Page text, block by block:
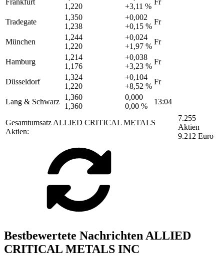
1,220
+3,11 %
Tradegate
1,350
1,238
+0,002
+0,15 %
Fr
München
1,244
1,220
+0,024
+1,97 %
Fr
Hamburg
1,214
1,176
+0,038
+3,23 %
Fr
Düsseldorf
1,324
1,220
+0,104
+8,52 %
Fr
Lang & Schwarz
1,360
1,360
0,000
0,00 %
13:04
Gesamtumsatz ALLIED CRITICAL METALS
Aktien:
7.255
Aktien
9.212 Euro
Bestbewertete Nachrichten ALLIED
CRITICAL METALS INC